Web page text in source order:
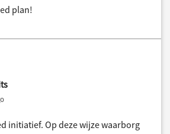
plan!
initiatief. Op deze wijze waarborg